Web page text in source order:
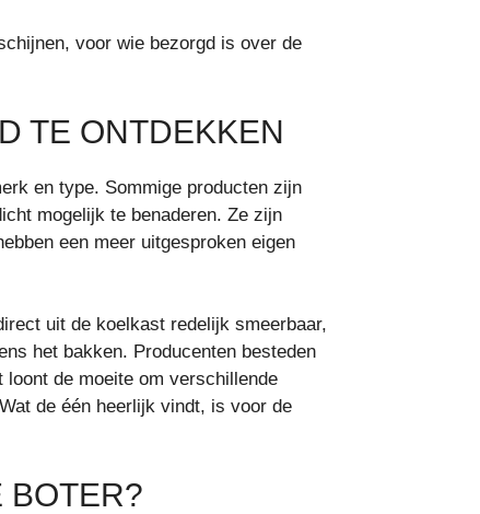
voor wie bezorgd is over de
TE ONTDEKKEN
en type. Sommige producten zijn
mogelijk te benaderen. Ze zijn
een meer uitgesproken eigen
uit de koelkast redelijk smeerbaar,
het bakken. Producenten besteden
loont de moeite om verschillende
de één heerlijk vindt, is voor de
BOTER?